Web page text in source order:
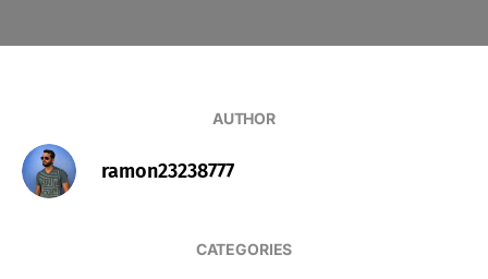
AUTHOR
ramon23238777
CATEGORIES